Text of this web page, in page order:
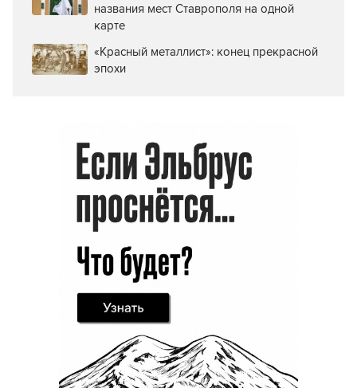
названия мест Ставрополя на одной
карте
«Красный металлист»: конец прекрасной
эпохи